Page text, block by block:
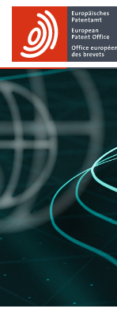
Skip
main
content
Skip
footer